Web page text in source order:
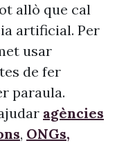
allò que cal
artificial. Per
usar
de fer
paraula.
agències
, ONGs,